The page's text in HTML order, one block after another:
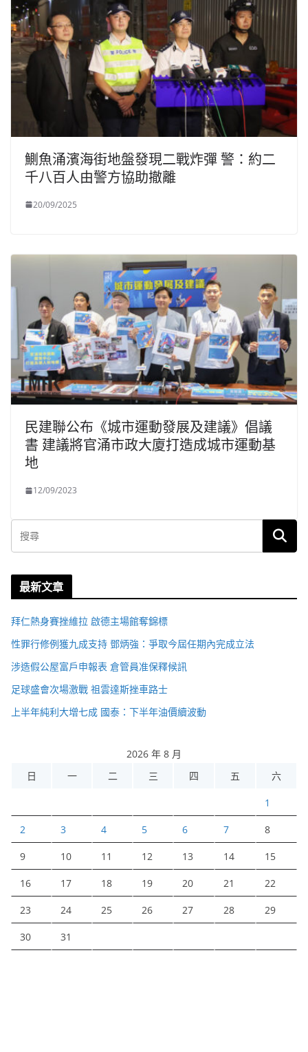
鰂魚涌濱海街地盤發現二戰炸彈 警：約二
千八百人由警方協助撤離
20/09/2025
民建聯公布《城市運動發展及建議》倡議
書 建議將官涌市政大廈打造成城市運動基
地
12/09/2023
最新文章
拜仁熱身賽挫維拉 啟德主場館奪錦標
性罪行修例獲九成支持 鄧炳強：爭取今屆任期內完成立法
涉造假公屋富戶申報表 倉管員准保釋候訊
足球盛會次場激戰 祖雲達斯挫車路士
上半年純利大增七成 國泰：下半年油價續波動
2026 年 8 月
日
一 二 三 四 五 六
1
2 3 4 5 6 7 8
9 10 11 12 13 14 15
16 17 18 19 20 21 22
23 24 25 26 27 28 29
30 31